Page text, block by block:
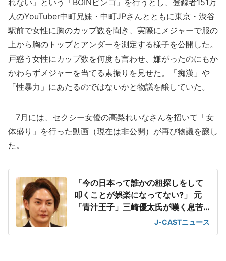
れない」という「BOINビンゴ」を行うとし、登録者151万
人のYouTuber中町兄妹・中町JPさんとともに東京・渋谷
駅前で女性に胸のカップ数を聞き、実際にメジャーで服の
上から胸のトップとアンダーを測定する様子を公開した。
戸惑う女性にカップ数を何度も言わせ、嫌がったのにもか
かわらずメジャーを当てる素振りを見せた。「痴漢」や
「性暴力」にあたるのではないかと物議を醸していた。
7月には、セクシー女優の高梨れいなさんを招いて「女
体盛り」を行った動画（現在は非公開）が再び物議を醸し
た。
「今の日本って誰かの粗探しをして
叩くことが娯楽になってない?」 元
「青汁王子」三崎優太氏が嘆く息苦
J-CASTニュース